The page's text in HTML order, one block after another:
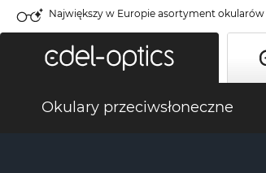
Największy w Europie asortyment
Okulary przeciwsłoneczne